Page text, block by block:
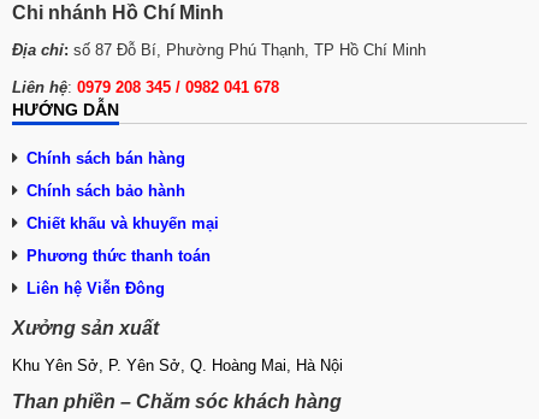
Chi nhánh Hồ Chí Minh
Địa chỉ: số 87 Đỗ Bí, Phường Phú Thạnh, TP Hồ Chí Minh
Liên hệ: 0979 208 345 / 0982 041 678
HƯỚNG DẪN
Chính sách bán hàng
Chính sách bảo hành
Chiết khấu và khuyến mại
Phương thức thanh toán
Liên hệ Viễn Đông
Xưởng sản xuất
Khu Yên Sở, P. Yên Sở, Q. Hoàng Mai, Hà Nội
Than phiền – Chăm sóc khách hàng